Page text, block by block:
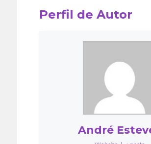
Perfil de Autor
André